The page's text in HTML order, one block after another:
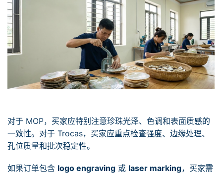
对于 MOP，买家应特别注意珍珠光泽、色调和表面质感的
一致性。对于 Trocas，买家应重点检查强度、边缘处理、
孔位质量和批次稳定性。
如果订单包含 logo engraving 或 laser marking，买家需